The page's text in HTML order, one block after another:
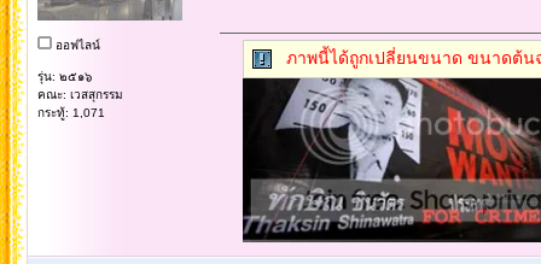
ออฟไลน์
รุ่น: ๒๕๑๖
คณะ: เวสสุกรรม
กระทู้: 1,071
ภาพนี้ได้ถูกเปลี่ยนขนาด ขนาดต้น